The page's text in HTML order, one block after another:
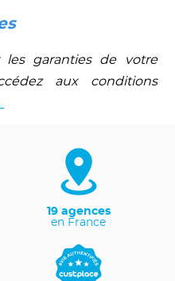
garanties de votre
aux conditions
19 agences
en France